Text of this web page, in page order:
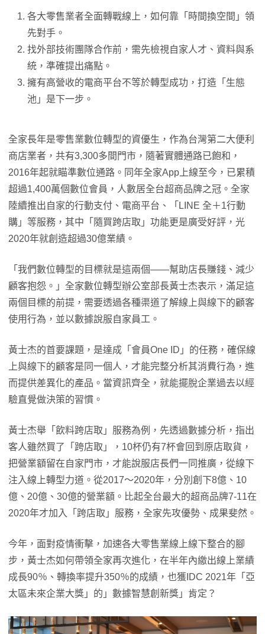
各大零售業者全面轉戰線上，如何靠「時間換空間」領
先對手。
找外部技術團隊合作前，需先檢視自家人才、資料與系
統，準確提出痛點。
擁有高營收的電商平台不等於轉型成功，打造「生態
池」是下一步。
全家長年是零售業數位轉型的資優生，作為台灣第二大便利
商店業者，共有3,300多間門市，隨著實體通路已飽和，
2016年起就瞄準數位通路。同年全家App上線至今，已累積
超過1,400萬個數位會員，人數居全台超商品牌之冠。全家
陸續推出自家的行動支付、電商平台、「LINE 全＋1行動
購」等服務，其中「隨買跨店取」功能更是廣受好評，光
2020年就創造超過30億業績。
「我們數位轉型的目標就是這兩個——幫助店長賺錢、減少
顧客抱怨。」全家數位轉型辦公室部長黃士杰表示，滿足這
兩個目標的前提，需要透過各種渠道了解線上與線下的顧客
使用行為，並以數據說服自家員工。
黃士杰的首要課題，是達成「會員One ID」的任務，確保線
上與線下的顧客是同一個人，才能完整分析其消費行為，進
而提供差異化的產品。當資訊齊全，就能擺脫企業過去以經
驗直覺做決策的習慣。
黃士杰舉「飲料跨店取」服務為例，先透過數據分析，指出
客人雖然買了「跨店取」，10杯仍有7杯會回到原店取貨，
把營業額留在自家門市，才能說服店長們一同推廣，從線下
注入線上轉型力道。從2017〜2020年，分別創下8億、10
億、20億、30億的營業額。比起全台最大的超商品牌7-11在
2020年才加入「跨店取」服務，全家先攻優勢、成果斐然。
今年，面對疫情衝擊，加速各大零售業線上線下整合的腳
步，黃士杰如何帶領全家再次進化，在半年內繳出線上業績
成長90％、轉換率提升350％的成績，也獲IDC 2021年「亞
太區未來企業大獎」的」數據智慧創新獎」肯定？